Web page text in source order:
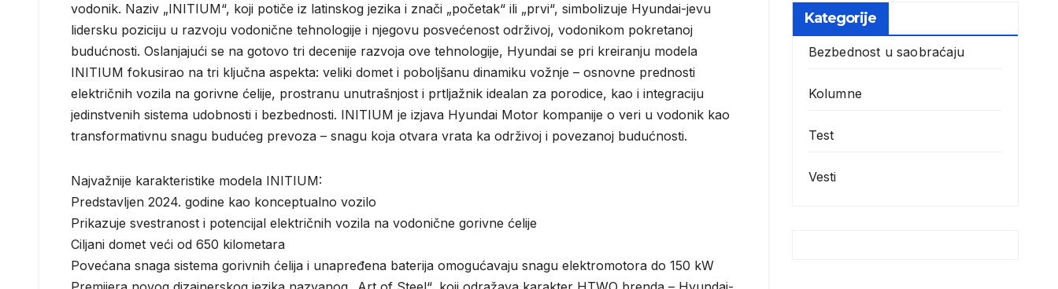
vodonik. Naziv „INITIUM“, koji potiče iz latinskog jezika i znači „početak“ ili „prvi“, simbolizuje Hyundai-jevu
lidersku poziciju u razvoju vodonične tehnologije i njegovu posvećenost održivoj, vodonikom pokretanoj
budućnosti. Oslanjajući se na gotovo tri decenije razvoja ove tehnologije, Hyundai se pri kreiranju modela
INITIUM fokusirao na tri ključna aspekta: veliki domet i poboljšanu dinamiku vožnje – osnovne prednosti
električnih vozila na gorivne ćelije, prostranu unutrašnjost i prtljažnik idealan za porodice, kao i integraciju
jedinstvenih sistema udobnosti i bezbednosti. INITIUM je izjava Hyundai Motor kompanije o veri u vodonik kao
transformativnu snagu budućeg prevoza – snagu koja otvara vrata ka održivoj i povezanoj budućnosti.
Najvažnije karakteristike modela INITIUM:
Predstavljen 2024. godine kao konceptualno vozilo
Prikazuje svestranost i potencijal električnih vozila na vodonične gorivne ćelije
Ciljani domet veći od 650 kilometara
Povećana snaga sistema gorivnih ćelija i unapređena baterija omogućavaju snagu elektromotora do 150 kW
Kategorije
Bezbednost u saobraćaju
Kolumne
Test
Vesti